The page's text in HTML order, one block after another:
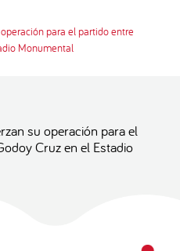
para el partido entre
Monumental
su operación para el
Cruz en el Estadio